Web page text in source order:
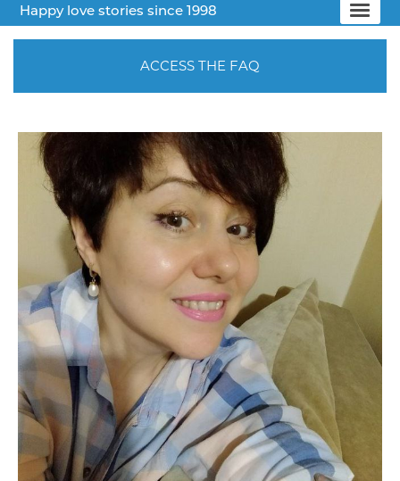
Happy love stories since 1998
ACCESS THE FAQ